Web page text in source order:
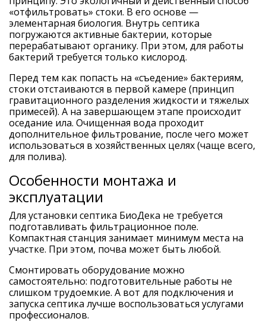
«отфильтровать» стоки. В его основе —
элементарная биология. Внутрь септика
погружаются активные бактерии, которые
перерабатывают органику. При этом, для работы
бактерий требуется только кислород.
Перед тем как попасть на «съедение» бактериям,
стоки отстаиваются в первой камере (принцип
гравитационного разделения жидкости и тяжелых
примесей). А на завершающем этапе происходит
оседание ила. Очищенная вода проходит
дополнительное фильтрование, после чего может
использоваться в хозяйственных целях (чаще всего,
для полива).
Особенности монтажа и
эксплуатации
Для установки септика БиоДека не требуется
подготавливать фильтрационное поле.
Компактная станция занимает минимум места на
участке. При этом, почва может быть любой.
Смонтировать оборудование можно
самостоятельно: подготовительные работы не
слишком трудоемкие. А вот для подключения и
запуска септика лучше воспользоваться услугами
профессионалов.